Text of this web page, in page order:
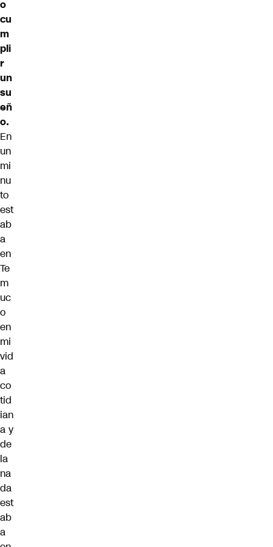
o
cu
m
pli
r
un
su
eñ
o.
En
un
mi
nu
to
est
ab
a
en
Te
m
uc
o
en
mi
vid
a
co
tid
ian
a y
de
la
na
da
est
ab
a